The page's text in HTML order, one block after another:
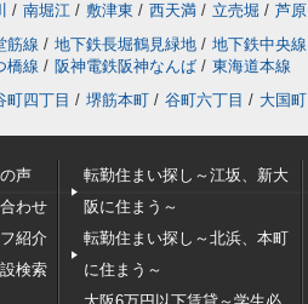
/ 南堀江 / 敷津東 / 西天満 / 立売堀 / 芦原
筋線 / 地下鉄長堀鶴見緑地 / 地下鉄中央線
橋線 / 阪神電鉄阪神なんば / 東海道本線
町四丁目 / 堺筋本町 / 谷町六丁目 / 大国町
声
わせ
紹介
検索
転勤住まい探し～江坂、新大
阪に住まう～
転勤住まい探し～北浜、本町
に住まう～